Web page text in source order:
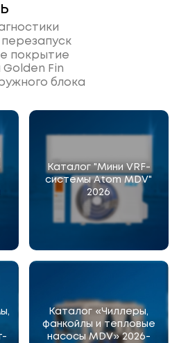
покрытие
Fin
блока
Каталог "Мини VRF-
системы Atom MDV"
2026
Каталог «Чиллеры,
фанкойлы и тепловые
насосы MDV» 2026-